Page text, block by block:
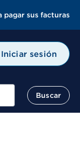
pagar sus facturas
Iniciar sesión
Buscar